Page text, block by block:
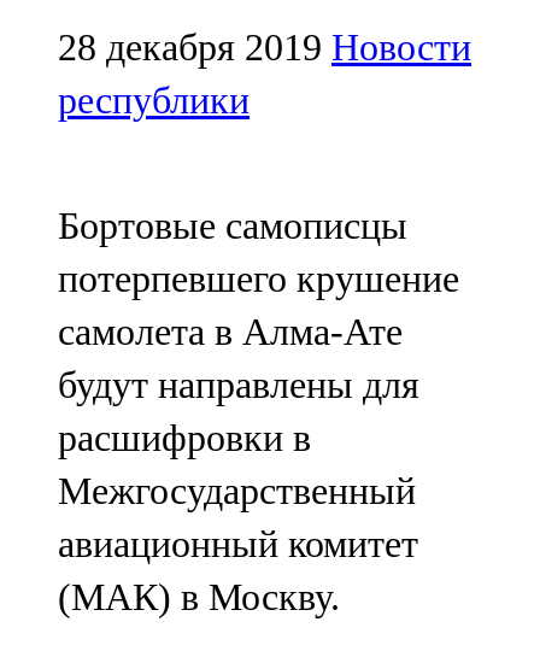
107,9 FM
Лениногорский
102,1 FM
106,2 FM
Минзәлә
107,3 FM
Мөслим
100,0 FM
Нурлат
104,7 FM
Олы Әтнә
28 декабря 2019 Новости
республики
Бортовые самописцы
потерпевшего крушение
самолета в Алма-Ате
будут направлены для
расшифровки в
Межгосударственный
авиационный комитет
(МАК) в Москву.